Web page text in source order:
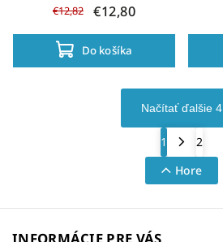
€12,82 €12,80
Do košíka
Načítať ďalšie 4
1
2
Hore